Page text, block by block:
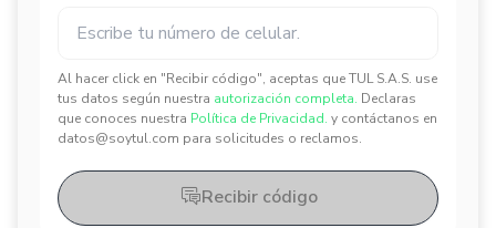
Al hacer click en "Recibir código", aceptas que TUL S.A.S. use
tus datos según nuestra autorización completa. Declaras
que conoces nuestra Política de Privacidad. y contáctanos en
datos@soytul.com para solicitudes o reclamos.
✕
✕
Recibir código